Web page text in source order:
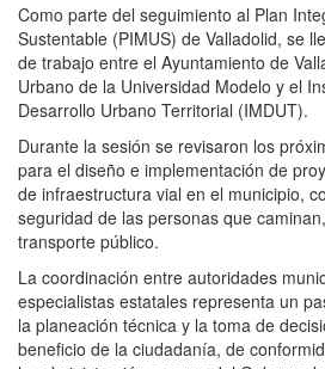
Como parte del seguimiento al Plan
Sustentable (PIMUS) de Valladolid, se
de trabajo entre el Ayuntamiento de
Urbano de la Universidad Modelo y el
Desarrollo Urbano Territorial (IMDUT).
Durante la sesión se revisaron los
para el diseño e implementación de
de infraestructura vial en el municipio,
seguridad de las personas que
transporte público.
La coordinación entre autoridades
especialistas estatales representa un
la planeación técnica y la toma de
beneficio de la ciudadanía, de